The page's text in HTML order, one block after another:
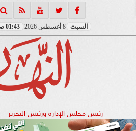
السبت 8 أغسطس 2026 01:43 صـ
رئيس مجلس الإدارة ورئيس التحرير